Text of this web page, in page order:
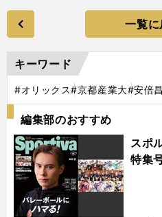
一覧に
キーワード
#オリックス#京都産業大#安倍
編集部のおすすめ
スポ
特集